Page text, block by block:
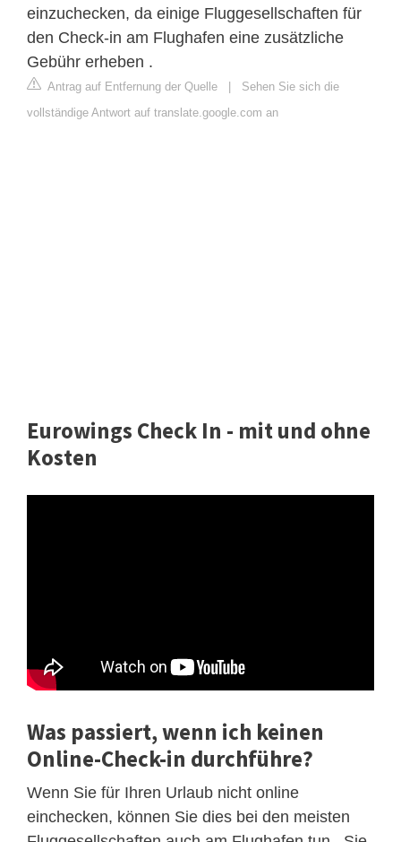
einzuchecken, da einige Fluggesellschaften für
den Check-in am Flughafen eine zusätzliche
Gebühr erheben .
Antrag auf Entfernung der Quelle
Sehen Sie sich die
vollständige Antwort auf translate.google.com an
Eurowings Check In - mit und ohne
Kosten
Was passiert, wenn ich keinen
Online-Check-in durchführe?
Wenn Sie für Ihren Urlaub nicht online
einchecken, können Sie dies bei den meisten